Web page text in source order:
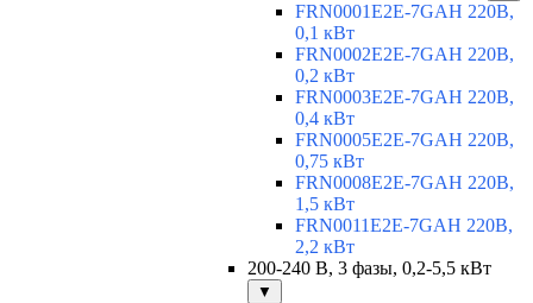
FRN0001E2E-7GAH 220В,
0,1 кВт
FRN0002E2E-7GAH 220В,
0,2 кВт
FRN0003E2E-7GAH 220В,
0,4 кВт
FRN0005E2E-7GAH 220В,
0,75 кВт
FRN0008E2E-7GAH 220В,
1,5 кВт
FRN0011E2E-7GAH 220В,
2,2 кВт
200-240 В, 3 фазы, 0,2-5,5 кВт
▼